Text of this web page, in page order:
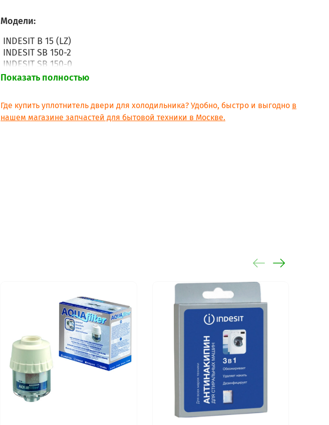
Модели:
INDESIT B 15 (LZ)
INDESIT SB 150-2
INDESIT SB 150-0
INDESIT SB 15000
INDESIT NBA 15
INDESIT BIA 15
Показать полностью
Где купить уплотнитель двери для холодильника? Удобно, быстро и выгодно в
нашем магазине запчастей для бытовой техники в Москве.